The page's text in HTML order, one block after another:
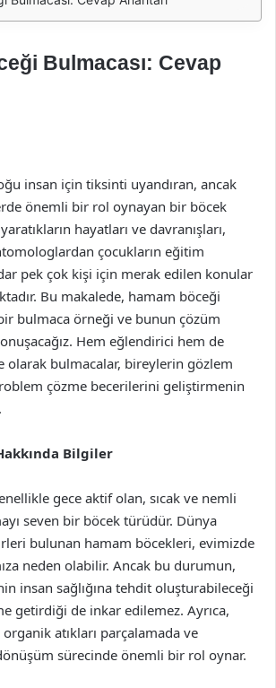
Bulmacası: Cevap
insan için tiksinti uyandıran, ancak
önemli bir rol oynayan bir böcek
hayatları ve davranışları,
çocukların eğitim
pek çok kişi için merak edilen konular
Bu makalede, hamam böceği
bulmaca örneği ve bunun çözüm
Hem eğlendirici hem de
olarak bulmacalar, bireylerin gözlem
çözme becerilerini geliştirmenin
Bilgiler
gece aktif olan, sıcak ve nemli
seven bir böcek türüdür. Dünya
bulunan hamam böcekleri, evimizde
neden olabilir. Ancak bu durumun,
insan sağlığına tehdit oluşturabileceği
getirdiği de inkar edilemez. Ayrıca,
atıkları parçalamada ve
sürecinde önemli bir rol oynar.